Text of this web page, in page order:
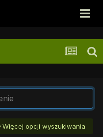
Więcej opcji wyszukiwania